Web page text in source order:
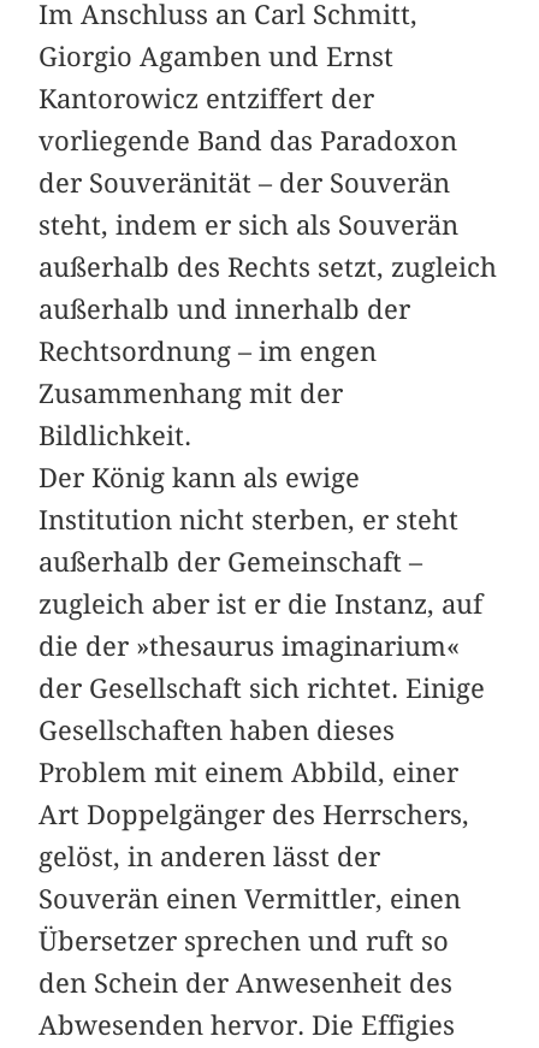
Im Anschluss an Carl Schmitt,
Giorgio Agamben und Ernst
Kantorowicz entziffert der
vorliegende Band das Paradoxon
der Souveränität – der Souverän
steht, indem er sich als Souverän
außerhalb des Rechts setzt, zugleich
außerhalb und innerhalb der
Rechtsordnung – im engen
Zusammenhang mit der
Bildlichkeit.
Der König kann als ewige
Institution nicht sterben, er steht
außerhalb der Gemeinschaft –
zugleich aber ist er die Instanz, auf
die der »thesaurus imaginarium«
der Gesellschaft sich richtet. Einige
Gesellschaften haben dieses
Problem mit einem Abbild, einer
Art Doppelgänger des Herrschers,
gelöst, in anderen lässt der
Souverän einen Vermittler, einen
Übersetzer sprechen und ruft so
den Schein der Anwesenheit des
Abwesenden hervor. Die Effigies